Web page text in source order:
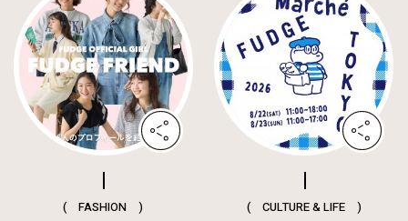
( FASHION ) ( CULTURE & LIFE )